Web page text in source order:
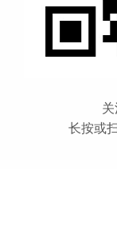
长按或